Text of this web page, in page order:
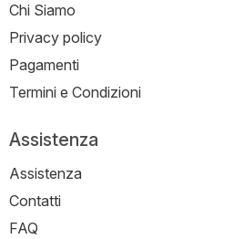
Chi Siamo
Privacy policy
Pagamenti
Termini e Condizioni
Assistenza
Assistenza
Contatti
FAQ